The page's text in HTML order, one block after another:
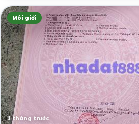
Môi giới
1 tháng trước